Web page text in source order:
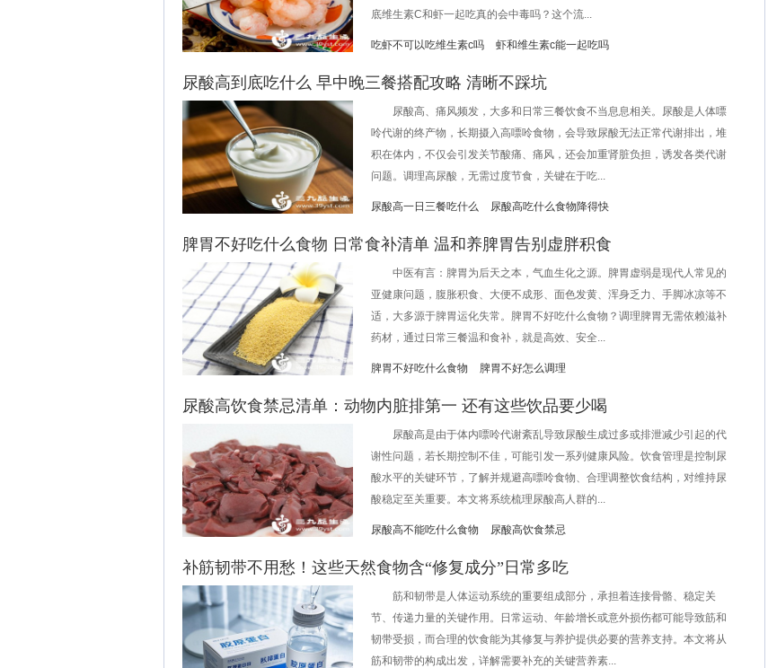
底维生素C和虾一起吃真的会中毒吗？这个流...
吃虾不可以吃维生素c吗 虾和维生素c能一起吃吗
尿酸高到底吃什么 早中晚三餐搭配攻略 清晰不踩坑
尿酸高、痛风频发，大多和日常三餐饮食不当息息相关。尿酸是人体嘌
呤代谢的终产物，长期摄入高嘌呤食物，会导致尿酸无法正常代谢排出，堆
积在体内，不仅会引发关节酸痛、痛风，还会加重肾脏负担，诱发各类代谢
问题。调理高尿酸，无需过度节食，关键在于吃...
尿酸高一日三餐吃什么 尿酸高吃什么食物降得快
脾胃不好吃什么食物 日常食补清单 温和养脾胃告别虚胖积食
中医有言：脾胃为后天之本，气血生化之源。脾胃虚弱是现代人常见的
亚健康问题，腹胀积食、大便不成形、面色发黄、浑身乏力、手脚冰凉等不
适，大多源于脾胃运化失常。脾胃不好吃什么食物？调理脾胃无需依赖滋补
药材，通过日常三餐温和食补，就是高效、安全...
脾胃不好吃什么食物 脾胃不好怎么调理
尿酸高饮食禁忌清单：动物内脏排第一 还有这些饮品要少喝
尿酸高是由于体内嘌呤代谢紊乱导致尿酸生成过多或排泄减少引起的代
谢性问题，若长期控制不佳，可能引发一系列健康风险。饮食管理是控制尿
酸水平的关键环节，了解并规避高嘌呤食物、合理调整饮食结构，对维持尿
酸稳定至关重要。本文将系统梳理尿酸高人群的...
尿酸高不能吃什么食物 尿酸高饮食禁忌
补筋韧带不用愁！这些天然食物含“修复成分”日常多吃
筋和韧带是人体运动系统的重要组成部分，承担着连接骨骼、稳定关
节、传递力量的关键作用。日常运动、年龄增长或意外损伤都可能导致筋和
韧带受损，而合理的饮食能为其修复与养护提供必要的营养支持。本文将从
筋和韧带的构成出发，详解需要补充的关键营养素...